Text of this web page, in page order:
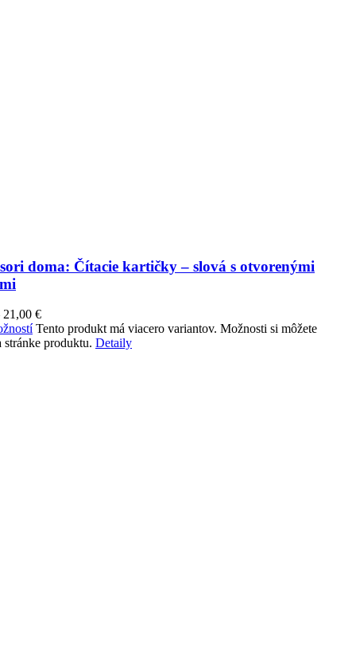
doma: Čítacie kartičky – slová s otvorenými
21,00 €
Tento produkt má viacero variantov. Možnosti si môžete
produktu. Detaily